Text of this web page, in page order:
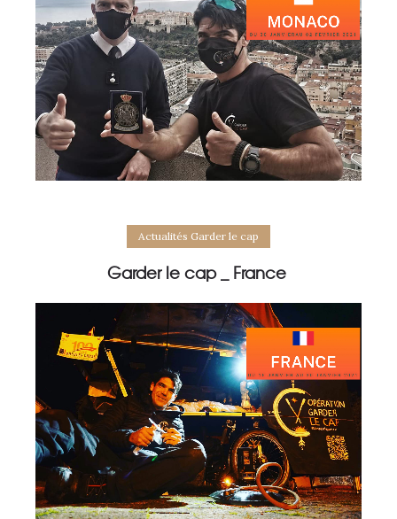
Actualités Garder le cap
Garder le cap _ France